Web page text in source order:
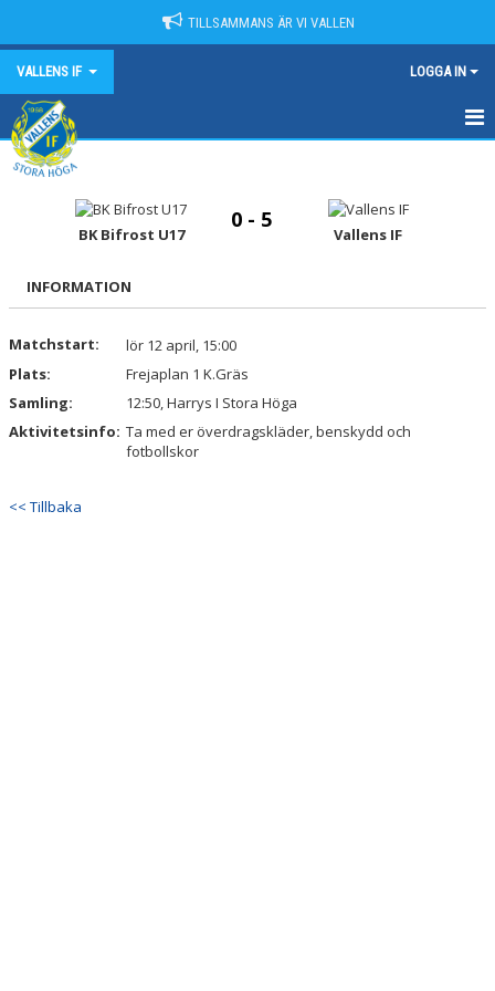
TILLSAMMANS ÄR VI VALLEN
VALLENS IF LOGGA IN
HEM
KONTAKT
KALENDER
MATCHER
VERKSAMHETSHANDBOK
BK Bifrost U17
0 - 5
Vallens IF
INFORMATION
Matchstart:
lör 12 april, 15:00
Plats:
Frejaplan 1 K.Gräs
Samling:
12:50, Harrys I Stora Höga
Aktivitetsinfo: Ta med er överdragskläder, benskydd och
fotbollskor
<< Tillbaka